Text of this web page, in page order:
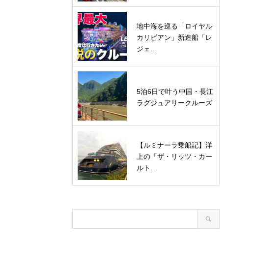
地中海を巡る「ロイヤル
カリビアン」新造船「レ
ジェ…
5泊6日で叶う中国・長江
ラグジュアリークルーズ
【ルミナーラ乗船記】洋
上の「ザ・リッツ・カー
ルト…